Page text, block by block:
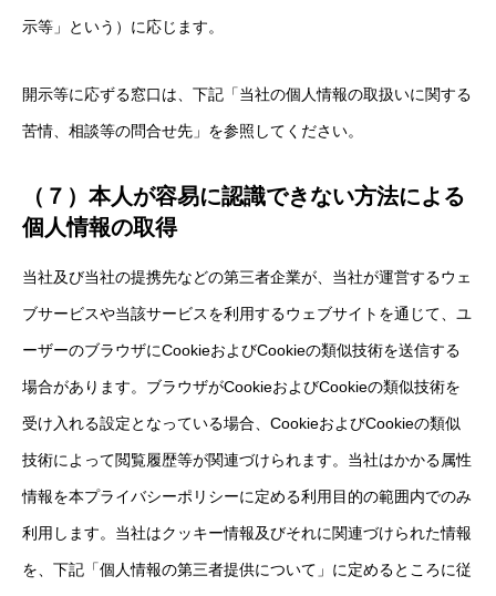
示等」という）に応じます。
開示等に応ずる窓口は、下記「当社の個人情報の取扱いに関する
苦情、相談等の問合せ先」を参照してください。
（７）本人が容易に認識できない方法による
個人情報の取得
当社及び当社の提携先などの第三者企業が、当社が運営するウェ
ブサービスや当該サービスを利用するウェブサイトを通じて、ユ
ーザーのブラウザにCookieおよびCookieの類似技術を送信する
場合があります。ブラウザがCookieおよびCookieの類似技術を
受け入れる設定となっている場合、CookieおよびCookieの類似
技術によって閲覧履歴等が関連づけられます。当社はかかる属性
情報を本プライバシーポリシーに定める利用目的の範囲内でのみ
利用します。当社はクッキー情報及びそれに関連づけられた情報
を、下記「個人情報の第三者提供について」に定めるところに従